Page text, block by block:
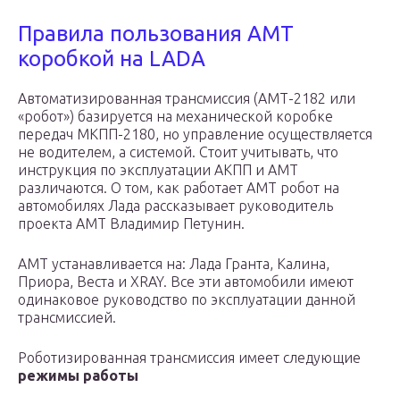
Правила пользования АМТ
коробкой на LADA
Автоматизированная трансмиссия (АМТ-2182 или
«робот») базируется на механической коробке
передач МКПП-2180, но управление осуществляется
не водителем, а системой. Стоит учитывать, что
инструкция по эксплуатации АКПП и АМТ
различаются. О том, как работает АМТ робот на
автомобилях Лада рассказывает руководитель
проекта АМТ Владимир Петунин.
АМТ устанавливается на: Лада Гранта, Калина,
Приора, Веста и XRAY. Все эти автомобили имеют
одинаковое руководство по эксплуатации данной
трансмиссией.
Роботизированная трансмиссия имеет следующие
режимы работы